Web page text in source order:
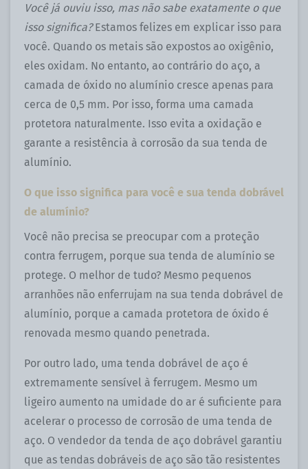
Você já ouviu isso, mas não sabe exatamente o que
isso significa?Estamos felizes em explicar isso para
você. Quando os metais são expostos ao oxigênio,
eles oxidam. No entanto, ao contrário do aço, a
camada de óxido no alumínio cresce apenas para
cerca de 0,5 mm. Por isso, forma uma camada
protetora naturalmente. Isso evita a oxidação e
garante a resistência à corrosão da sua tenda de
alumínio.
O que isso significa para você e sua tenda dobrável
de alumínio?
Você não precisa se preocupar com a proteção
contra ferrugem, porque sua tenda de alumínio se
protege. O melhor de tudo? Mesmo pequenos
arranhões não enferrujam na sua tenda dobrável de
alumínio, porque a camada protetora de óxido é
renovada mesmo quando penetrada.
Por outro lado, uma tenda dobrável de aço é
extremamente sensível à ferrugem. Mesmo um
ligeiro aumento na umidade do ar é suficiente para
acelerar o processo de corrosão de uma tenda de
aço. O vendedor da tenda de aço dobrável garantiu
que as tendas dobráveis ​​de aço são tão resistentes